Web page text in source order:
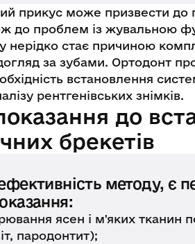
прикус може призвести до
до проблем із жувальною
нерідко стає причиною
за зубами. Ортодонт
встановлення
рентгенівських знімків.
до
брекетів
методу, є
ясен і м'яких тканин
пародонтит);